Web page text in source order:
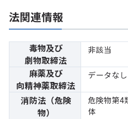
法関連情報
毒物及び
劇物取締法
非該当
麻薬及び
向精神薬取締法
データなし
消防法（危険
物）
危険物第4
体